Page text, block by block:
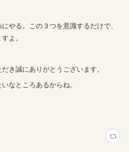
やる。この３つを意識するだけで、
よ。
き誠にありがとうございます。
なところあるからね。